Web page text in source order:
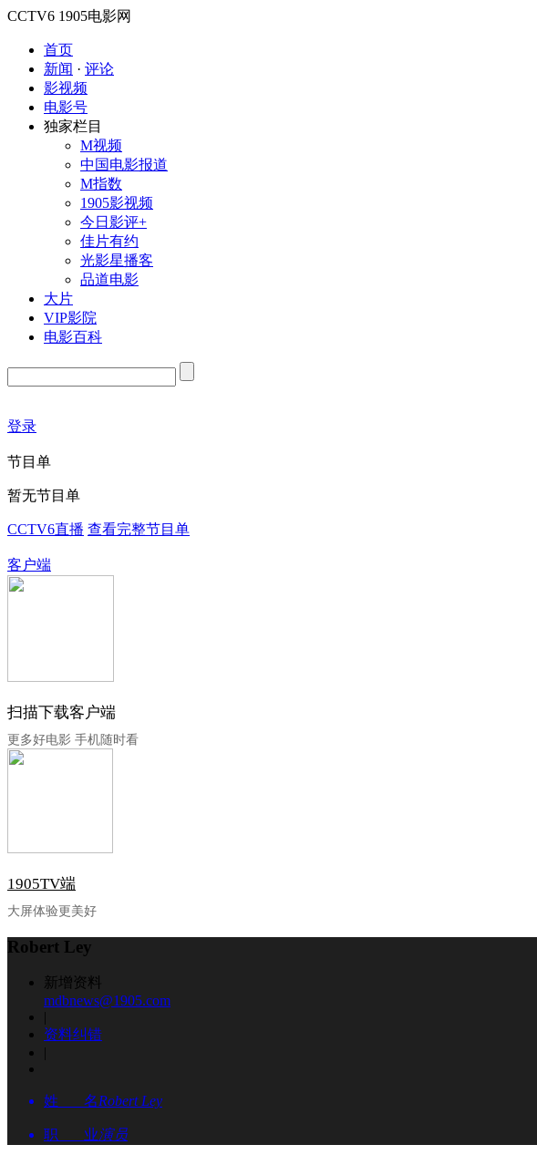
CCTV6 1905电影网
首页
新闻 · 评论
影视频
电影号
独家栏目
M视频
中国电影报道
M指数
1905影视频
今日影评+
佳片有约
光影星播客
品道电影
大片
VIP影院
电影百科
登录
节目单
暂无节目单
CCTV6直播 查看完整节目单
客户端
扫描下载客户端
更多好电影 手机随时看
1905TV端
大屏体验更美好
Robert Ley
新增资料
mdbnews@1905.com
|
资料纠错
|
姓 名Robert Ley
职 业演员